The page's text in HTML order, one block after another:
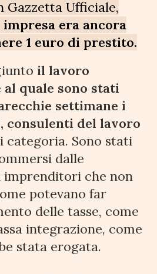
Gazzetta Ufficiale,
impresa era ancora
1 euro di prestito.
il lavoro
quale sono stati
settimane i
consulenti del lavoro
categoria. Sono stati
dalle
che non
potevano far
delle tasse, come
integrazione, come
stata erogata.